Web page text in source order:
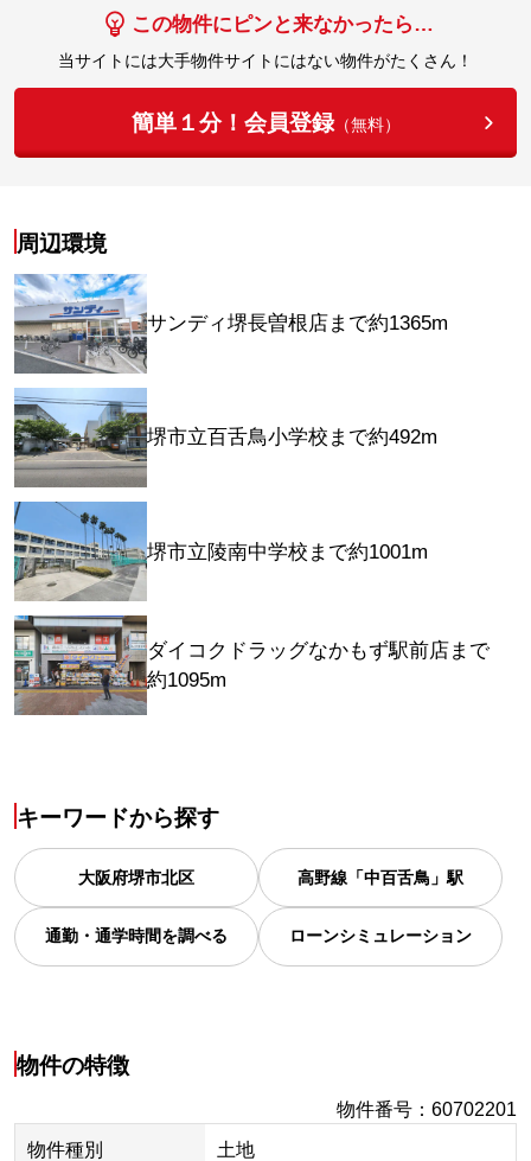
この物件にピンと来なかったら…
当サイトには大手物件サイトにはない物件がたくさん！
簡単１分！会員登録（無料）
周辺環境
サンディ堺長曽根店まで約1365m
堺市立百舌鳥小学校まで約492m
堺市立陵南中学校まで約1001m
ダイコクドラッグなかもず駅前店まで
約1095m
キーワードから探す
大阪府堺市北区 高野線「中百舌鳥」駅
通勤・通学時間を調べる ローンシミュレーション
物件の特徴
物件番号 ：60702201
物件種別
土地